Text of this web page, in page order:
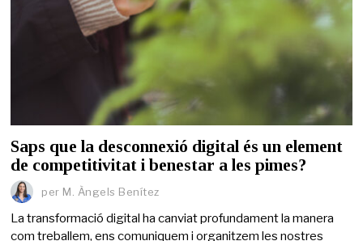
Saps que la desconnexió digital és un element
de competitivitat i benestar a les pimes?
per M. Àngels Benítez
La transformació digital ha canviat profundament la manera
com treballem, ens comuniquem i organitzem les nostres